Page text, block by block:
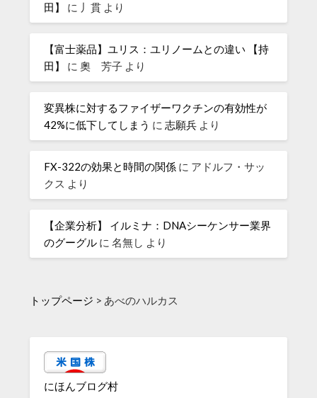
田】
に 丿貫 より
【富士薬品】ユリス：ユリノームとの違い 【持
田】
に奧 芳子 より
変異株に対するファイザーワクチンの有効性が
42%に低下してしまう に志願兵 より
FX-322の効果と時間の関係 に アドルフ・サッ
クス より
【企業分析】 イルミナ：DNAシーケンサー業界
のグーグル に名無し より
トップページ > あべのハルカス
にほんブログ村